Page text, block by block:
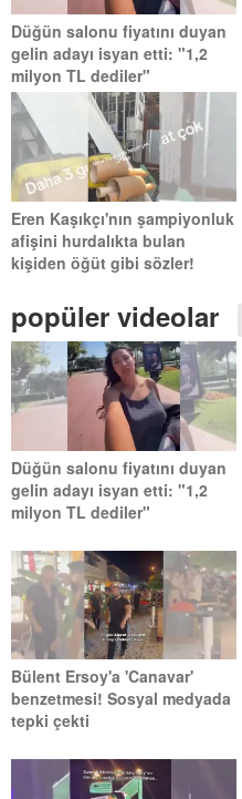
Düğün salonu fiyatını duyan
gelin adayı isyan etti: "1,2
milyon TL dediler"
Eren Kaşıkçı'nın şampiyonluk
afişini hurdalıkta bulan
kişiden öğüt gibi sözler!
popüler videolar
Düğün salonu fiyatını duyan
gelin adayı isyan etti: "1,2
milyon TL dediler"
Bülent Ersoy'a 'Canavar'
benzetmesi! Sosyal medyada
tepki çekti